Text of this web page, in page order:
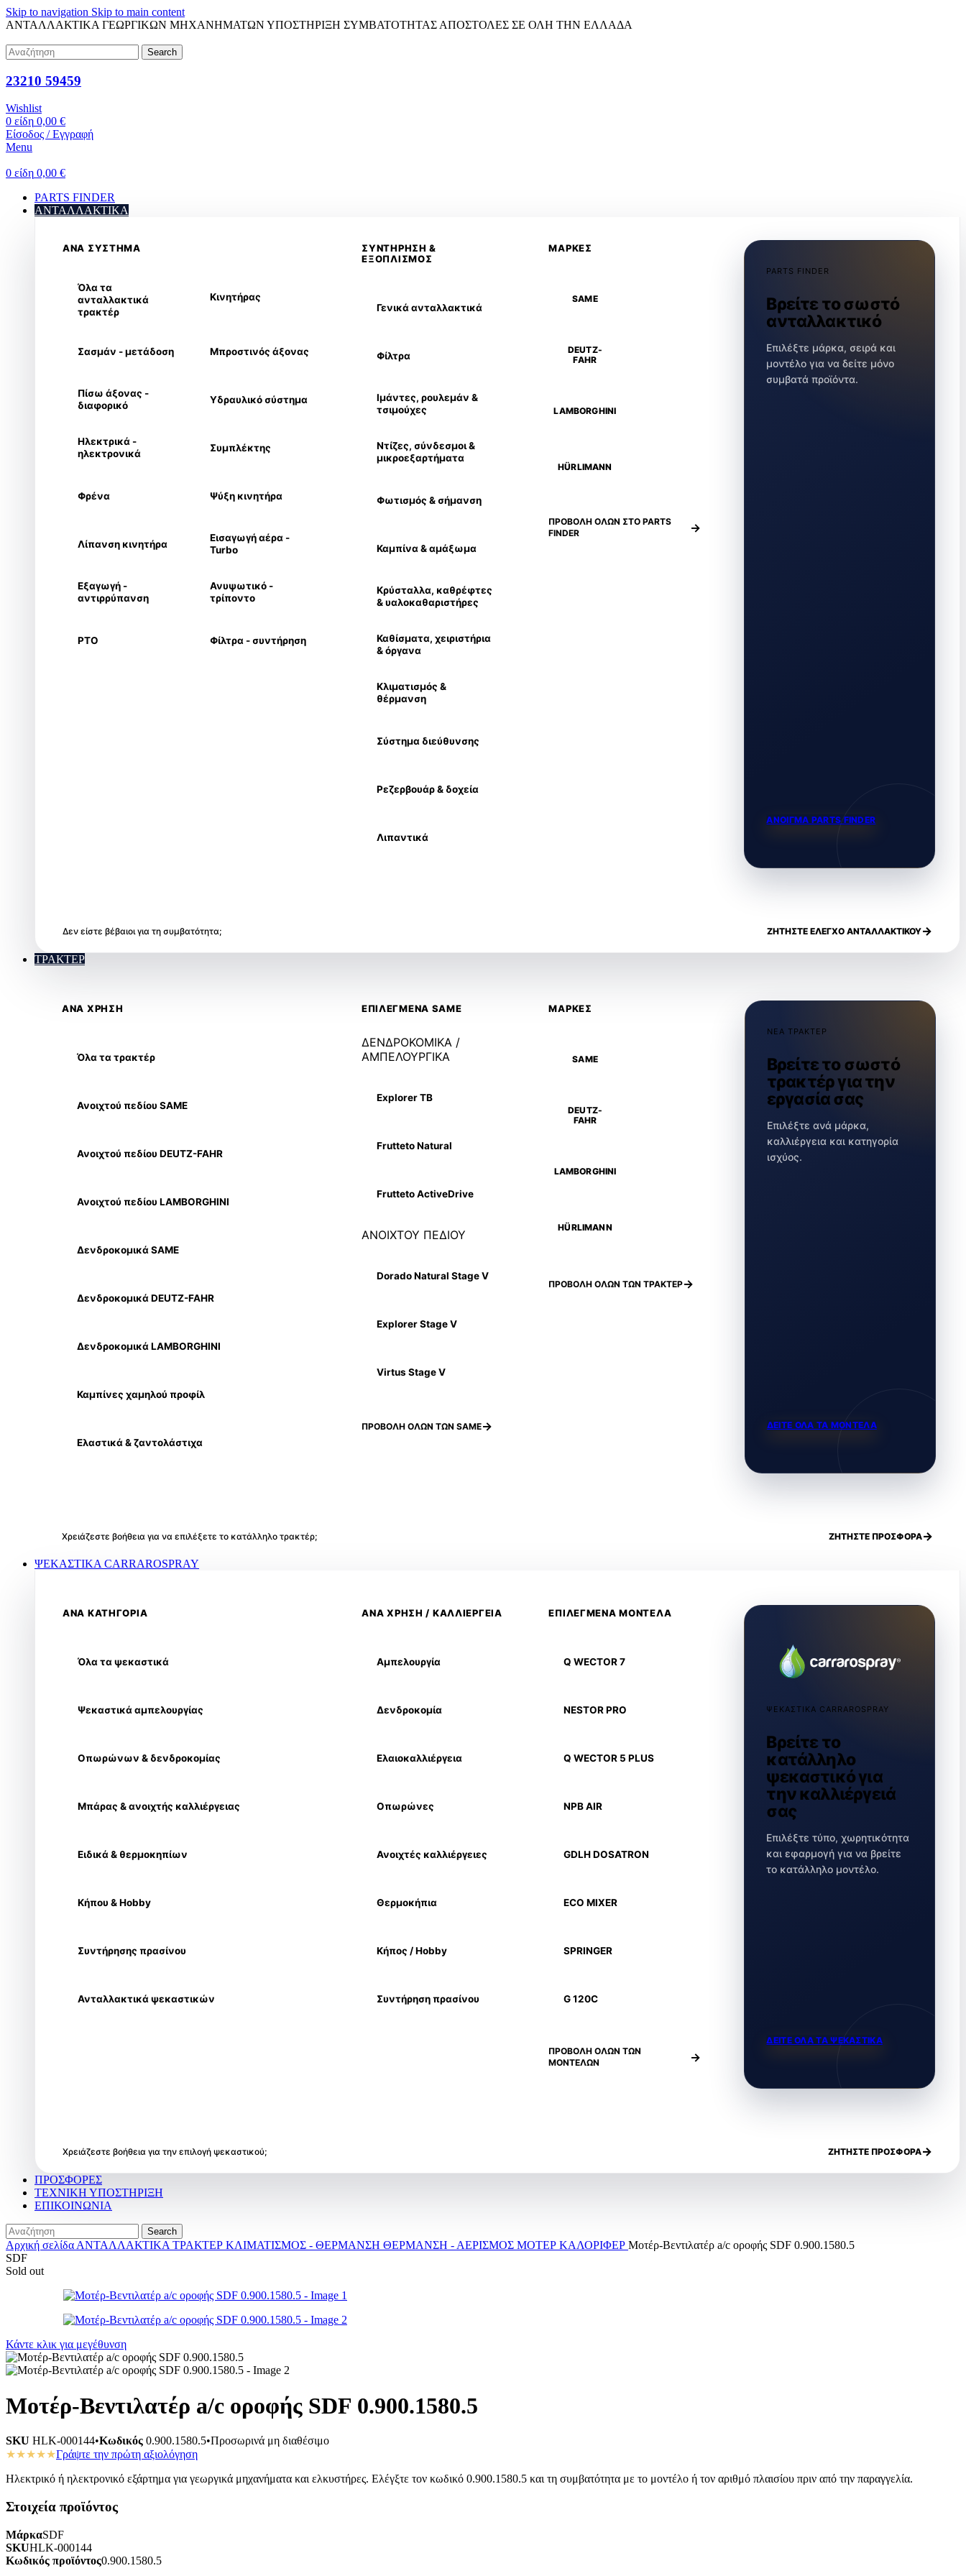
Skip to navigation Skip to main content
ΑΝΤΑΛΛΑΚΤΙΚΑ ΓΕΩΡΓΙΚΩΝ ΜΗΧΑΝΗΜΑΤΩΝ ΥΠΟΣΤΗΡΙΞΗ ΣΥΜΒΑΤΟΤΗΤΑΣ ΑΠΟΣΤΟΛΕΣ ΣΕ ΟΛΗ ΤΗΝ ΕΛΛΑΔΑ
Search
23210 59459
Wishlist
0 είδη 0,00 €
Είσοδος / Εγγραφή
Menu
0 είδη 0,00 €
PARTS FINDER
ΑΝΤΑΛΛΑΚΤΙΚΑ
ΑΝΑ ΣΥΣΤΗΜΑ
Όλα τα
ανταλλακτικά
τρακτέρ
Κινητήρας
Σασμάν - μετάδοση Μπροστινός άξονας
Πίσω άξονας -
διαφορικό
Υδραυλικό σύστημα
Ηλεκτρικά -
ηλεκτρονικά
Συμπλέκτης
Φρένα Ψύξη κινητήρα
Λίπανση κινητήρα
Εισαγωγή αέρα -
Turbo
Εξαγωγή -
αντιρρύπανση
Ανυψωτικό -
τρίποντο
PTO Φίλτρα - συντήρηση
ΣΥΝΤΗΡΗΣΗ &
ΕΞΟΠΛΙΣΜΟΣ
Γενικά ανταλλακτικά
Φίλτρα
Ιμάντες, ρουλεμάν &
τσιμούχες
Ντίζες, σύνδεσμοι &
μικροεξαρτήματα
Φωτισμός & σήμανση
Καμπίνα & αμάξωμα
Κρύσταλλα, καθρέφτες
& υαλοκαθαριστήρες
Καθίσματα, χειριστήρια
& όργανα
Κλιματισμός &
θέρμανση
Σύστημα διεύθυνσης
Ρεζερβουάρ & δοχεία
Λιπαντικά
ΜΑΡΚΕΣ
SAME
DEUTZ-
FAHR
LAMBORGHINI
HÜRLIMANN
ΠΡΟΒΟΛΗ ΟΛΩΝ ΣΤΟ PARTS
FINDER
PARTS FINDER
Βρείτε το σωστό
ανταλλακτικό
Επιλέξτε μάρκα, σειρά και
μοντέλο για να δείτε μόνο
συμβατά προϊόντα.
ΑΝΟΙΓΜΑ PARTS FINDER
Δεν είστε βέβαιοι για τη συμβατότητα; ΖΗΤΗΣΤΕ ΕΛΕΓΧΟ ΑΝΤΑΛΛΑΚΤΙΚΟΥ
ΤΡΑΚΤΕΡ
ΑΝΑ ΧΡΗΣΗ
Όλα τα τρακτέρ
Ανοιχτού πεδίου SAME
Ανοιχτού πεδίου DEUTZ-FAHR
Ανοιχτού πεδίου LAMBORGHINI
Δενδροκομικά SAME
Δενδροκομικά DEUTZ-FAHR
Δενδροκομικά LAMBORGHINI
Καμπίνες χαμηλού προφίλ
Ελαστικά & ζαντολάστιχα
ΕΠΙΛΕΓΜΕΝΑ SAME
ΔΕΝΔΡΟΚΟΜΙΚΑ /
ΑΜΠΕΛΟΥΡΓΙΚΑ
Explorer TB
Frutteto Natural
Frutteto ActiveDrive
ΑΝΟΙΧΤΟΥ ΠΕΔΙΟΥ
Dorado Natural Stage V
Explorer Stage V
Virtus Stage V
ΠΡΟΒΟΛΗ ΟΛΩΝ ΤΩΝ SAME
ΜΑΡΚΕΣ
SAME
DEUTZ-
FAHR
LAMBORGHINI
HÜRLIMANN
ΠΡΟΒΟΛΗ ΟΛΩΝ ΤΩΝ ΤΡΑΚΤΕΡ
ΝΕΑ ΤΡΑΚΤΕΡ
Βρείτε το σωστό
τρακτέρ για την
εργασία σας
Επιλέξτε ανά μάρκα,
καλλιέργεια και κατηγορία
ισχύος.
ΔΕΙΤΕ ΟΛΑ ΤΑ ΜΟΝΤΕΛΑ
Χρειάζεστε βοήθεια για να επιλέξετε το κατάλληλο τρακτέρ; ΖΗΤΗΣΤΕ ΠΡΟΣΦΟΡΑ
ΨΕΚΑΣΤΙΚΑ CARRAROSPRAY
ΑΝΑ ΚΑΤΗΓΟΡΙΑ
Όλα τα ψεκαστικά
Ψεκαστικά αμπελουργίας
Οπωρώνων & δενδροκομίας
Μπάρας & ανοιχτής καλλιέργειας
Ειδικά & θερμοκηπίων
Κήπου & Hobby
Συντήρησης πρασίνου
Ανταλλακτικά ψεκαστικών
ΑΝΑ ΧΡΗΣΗ / ΚΑΛΛΙΕΡΓΕΙΑ
Αμπελουργία
Δενδροκομία
Ελαιοκαλλιέργεια
Οπωρώνες
Ανοιχτές καλλιέργειες
Θερμοκήπια
Κήπος / Hobby
Συντήρηση πρασίνου
ΕΠΙΛΕΓΜΕΝΑ ΜΟΝΤΕΛΑ
Q WECTOR 7
NESTOR PRO
Q WECTOR 5 PLUS
NPB AIR
GDLH DOSATRON
ECO MIXER
SPRINGER
G 120C
ΠΡΟΒΟΛΗ ΟΛΩΝ ΤΩΝ
ΜΟΝΤΕΛΩΝ
ΨΕΚΑΣΤΙΚΑ CARRAROSPRAY
Βρείτε το
κατάλληλο
ψεκαστικό για
την καλλιέργειά
σας
Επιλέξτε τύπο, χωρητικότητα
και εφαρμογή για να βρείτε
το κατάλληλο μοντέλο.
ΔΕΙΤΕ ΟΛΑ ΤΑ ΨΕΚΑΣΤΙΚΑ
Χρειάζεστε βοήθεια για την επιλογή ψεκαστικού; ΖΗΤΗΣΤΕ ΠΡΟΣΦΟΡΑ
ΠΡΟΣΦΟΡΕΣ
ΤΕΧΝΙΚΗ ΥΠΟΣΤΗΡΙΞΗ
ΕΠΙΚΟΙΝΩΝΙΑ
Search
Αρχική σελίδαΑΝΤΑΛΛΑΚΤΙΚΑ ΤΡΑΚΤΕΡ ΚΛΙΜΑΤΙΣΜΟΣ - ΘΕΡΜΑΝΣΗ ΘΕΡΜΑΝΣΗ - ΑΕΡΙΣΜΟΣ ΜΟΤΕΡ ΚΑΛΟΡΙΦΕΡ Μοτέρ-Βεντιλατέρ a/c οροφής SDF 0.900.1580.5
SDF
Sold out
Κάντε κλικ για μεγέθυνση
Μοτέρ-Βεντιλατέρ a/c οροφής SDF 0.900.1580.5
SKU HLK-000144•Κωδικός 0.900.1580.5•Προσωρινά μη διαθέσιμο
★★★★★Γράψτε την πρώτη αξιολόγηση
Ηλεκτρικό ή ηλεκτρονικό εξάρτημα για γεωργικά μηχανήματα και ελκυστήρες. Ελέγξτε τον κωδικό 0.900.1580.5 και τη συμβατότητα με το μοντέλο ή τον αριθμό πλαισίου πριν από την παραγγελία.
Στοιχεία προϊόντος
ΜάρκαSDF
SKUHLK-000144
Κωδικός προϊόντος0.900.1580.5